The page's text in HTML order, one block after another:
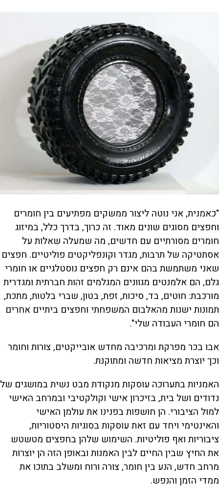
"כאמנית, אני נוטה ליצור ממשקים מפתיעים בין חומרים
וחפצים מסוגים שונים מאוד. זה כרוך, בדרך כלל, במיזוג
חומרים מסורתיים עם חדשים, מה שמעלה שאלות על
אסתטיקה של תרבות, מגדר וקונפליקטים פוליטיים. חפצים
שאני משתמשת בהם אינם רק חפצים נוסטלגיים או חומרי
גלם, הם אלמנטים מגוונים המגלמים זהות חברתית ומגדרית
מורכבת: חוטים, בד, סיכות, זפת, בטון, שברי בלטות, מתכת,
תמונות ישנות מהאלבום המשפחתי וחפצים ביתיים אחרים
הם חומרי העבודה שלי".
אבו בכר מפרקת ומרכיבה מחדש אובייקטים, צורות וחומר
וכך יוצרת מציאות חדשה ומתוקנת.
האמניות בתערוכה עוסקות מנקודת מבט נשית במושגים של
נדודים ושל בית, בזיכרון אישי וקולקטיבי ובמרחב האישי
למול הציבורי. הן חושפות בפנינו את עולמן האישי
והאינטימי ויחד עם זאת עוסקות בסוגיות היסטוריות,
ציבוריות ואף פוליטיות. השימוש שלהן בחפצים מטשטש
את החיץ שבין החיים לבין האמנות ובאופן הזה הן יוצרות
מרחב חדש, הנע בין חומר, צורה ורוח ומשלב בתוכו את
ממדי הזמן והנפש.